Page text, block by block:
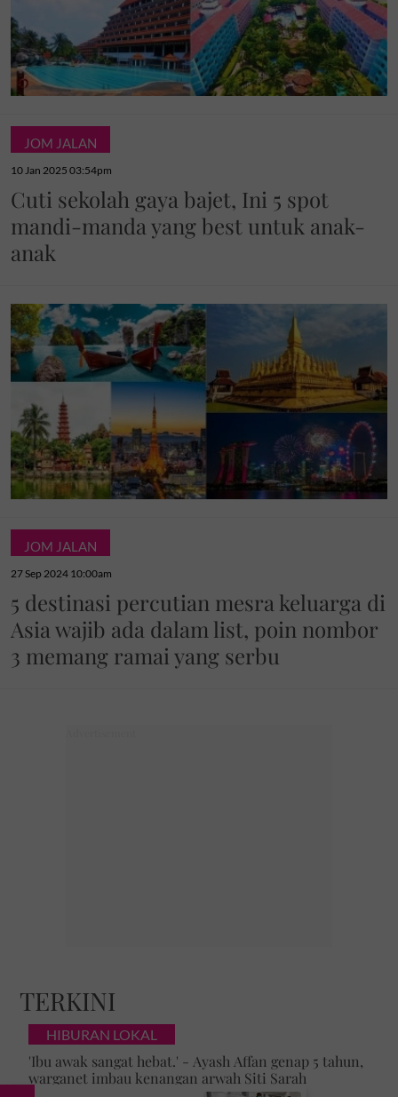
JOM JALAN
10 Jan 2025 03:54pm
Cuti sekolah gaya bajet, Ini 5 spot
mandi-manda yang best untuk anak-
anak
JOM JALAN
27 Sep 2024 10:00am
5 destinasi percutian mesra keluarga di
Asia wajib ada dalam list, poin nombor
3 memang ramai yang serbu
TERKINI
HIBURAN LOKAL
'Ibu awak sangat hebat.' - Ayash Affan genap 5 tahun,
warganet imbau kenangan arwah Siti Sarah